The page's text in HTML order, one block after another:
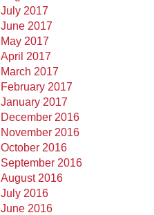
July 2017
June 2017
May 2017
April 2017
March 2017
February 2017
January 2017
December 2016
November 2016
October 2016
September 2016
August 2016
July 2016
June 2016